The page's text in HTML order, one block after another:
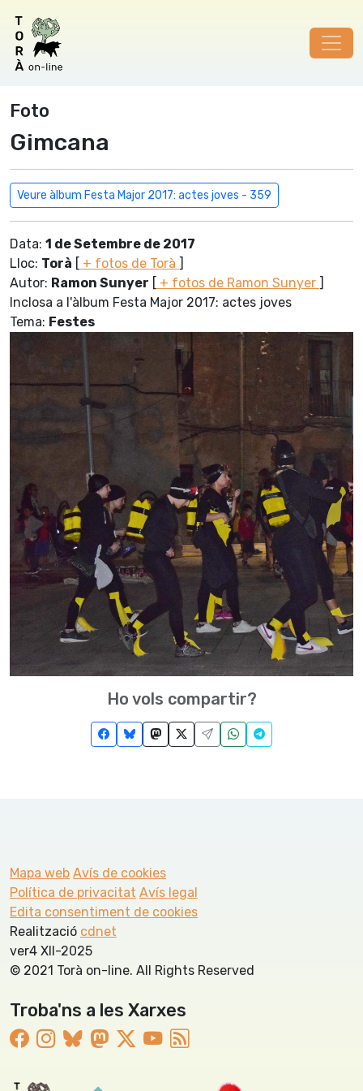
Foto
Gimcana
Veure àlbum Festa Major 2017: actes joves - 359
Data: 1 de Setembre de 2017
Lloc: Torà [ + fotos de Torà ]
Autor: Ramon Sunyer [ + fotos de Ramon Sunyer ]
Inclosa a l'àlbum Festa Major 2017: actes joves
Tema: Festes
Ho vols compartir?
Mapa web Avís de cookies
Política de privacitat Avís legal
Edita consentiment de cookies
Realització cdnet
ver4 XII-2025
© 2021 Torà on-line. All Rights Reserved
Troba'ns a les Xarxes